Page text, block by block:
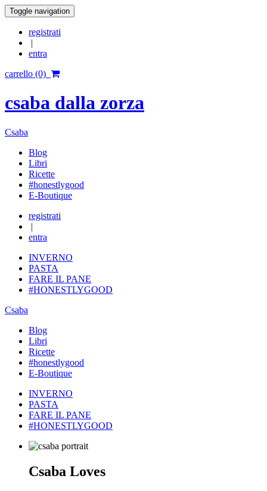
Toggle navigation
registrati
|
entra
carrello (0)
csaba dalla zorza
Csaba
Blog
Libri
Ricette
#honestlygood
E-Boutique
registrati
|
entra
INVERNO
PASTA
FARE IL PANE
#HONESTLYGOOD
Csaba
Blog
Libri
Ricette
#honestlygood
E-Boutique
INVERNO
PASTA
FARE IL PANE
#HONESTLYGOOD
Csaba Loves